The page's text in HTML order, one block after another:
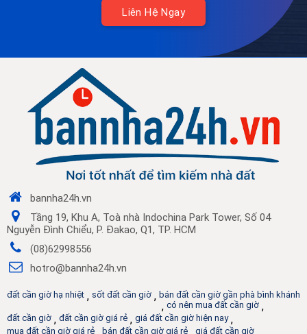
Liên Hệ Ngay
bannha24h.vn
Tầng 19, Khu A, Toà nhà Indochina Park Tower, Số 04
Nguyễn Đình Chiểu, P. Đakao, Q1, TP. HCM
(08)62998556
hotro@bannha24h.vn
đất cần giờ hạ nhiệt , sốt đất cần giờ , bán đất cần giờ gần phà bình khánh
, có nên mua đất cần giờ ,
đất cần giờ , đất cần giờ giá rẻ , giá đất cần giờ hiện nay,
mua đất cần giờ giá rẻ bán đất cần giờ giá rẻ giá đất cần giờ